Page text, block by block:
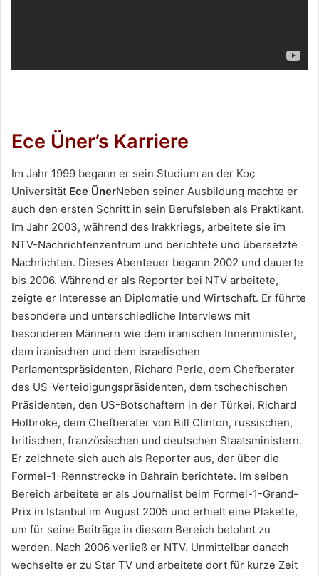
Ece Üner’s Karriere
Im Jahr 1999 begann er sein Studium an der Koç
Universität Ece ÜnerNeben seiner Ausbildung machte er
auch den ersten Schritt in sein Berufsleben als Praktikant.
Im Jahr 2003, während des Irakkriegs, arbeitete sie im
NTV-Nachrichtenzentrum und berichtete und übersetzte
Nachrichten. Dieses Abenteuer begann 2002 und dauerte
bis 2006. Während er als Reporter bei NTV arbeitete,
zeigte er Interesse an Diplomatie und Wirtschaft. Er führte
besondere und unterschiedliche Interviews mit
besonderen Männern wie dem iranischen Innenminister,
dem iranischen und dem israelischen
Parlamentspräsidenten, Richard Perle, dem Chefberater
des US-Verteidigungspräsidenten, dem tschechischen
Präsidenten, den US-Botschaftern in der Türkei, Richard
Holbroke, dem Chefberater von Bill Clinton, russischen,
britischen, französischen und deutschen Staatsministern.
Er zeichnete sich auch als Reporter aus, der über die
Formel-1-Rennstrecke in Bahrain berichtete. Im selben
Bereich arbeitete er als Journalist beim Formel-1-Grand-
Prix in Istanbul im August 2005 und erhielt eine Plakette,
um für seine Beiträge in diesem Bereich belohnt zu
werden. Nach 2006 verließ er NTV. Unmittelbar danach
wechselte er zu Star TV und arbeitete dort für kurze Zeit